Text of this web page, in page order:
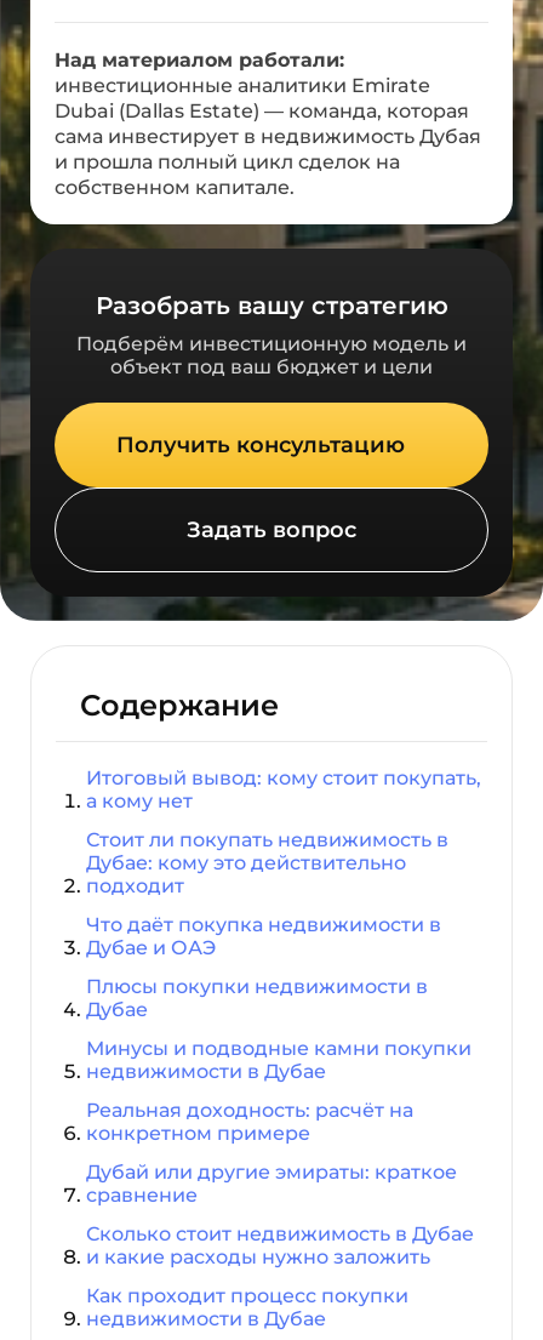
Над материалом работали:
инвестиционные аналитики Emirate
Dubai (Dallas Estate) — команда, которая
сама инвестирует в недвижимость Дубая
и прошла полный цикл сделок на
собственном капитале.
Разобрать вашу стратегию
Подберём инвестиционную модель и
объект под ваш бюджет и цели
Получить консультацию
Задать вопрос
Содержание
Итоговый вывод: кому стоит покупать,
а кому нет
Стоит ли покупать недвижимость в
Дубае: кому это действительно
подходит
Что даёт покупка недвижимости в
Дубае и ОАЭ
Плюсы покупки недвижимости в
Дубае
Минусы и подводные камни покупки
недвижимости в Дубае
Реальная доходность: расчёт на
конкретном примере
Дубай или другие эмираты: краткое
сравнение
Сколько стоит недвижимость в Дубае
и какие расходы нужно заложить
Как проходит процесс покупки
недвижимости в Дубае